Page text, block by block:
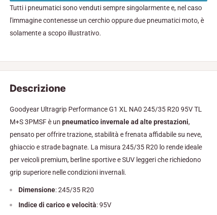
Tutti i pneumatici sono venduti sempre singolarmente e, nel caso
l'immagine contenesse un cerchio oppure due pneumatici moto, è
solamente a scopo illustrativo.
Descrizione
Goodyear Ultragrip Performance G1 XL NA0 245/35 R20 95V TL
M+S 3PMSF è un pneumatico invernale ad alte prestazioni,
pensato per offrire trazione, stabilità e frenata affidabile su neve,
ghiaccio e strade bagnate. La misura 245/35 R20 lo rende ideale
per veicoli premium, berline sportive e SUV leggeri che richiedono
grip superiore nelle condizioni invernali.
Dimensione: 245/35 R20
Indice di carico e velocità: 95V